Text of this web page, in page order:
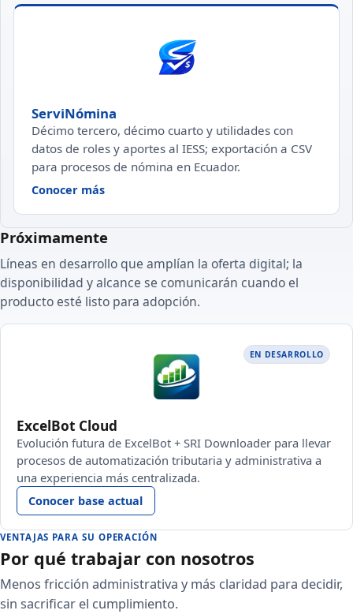
ServiNómina
Décimo tercero, décimo cuarto y utilidades con
datos de roles y aportes al IESS; exportación a CSV
para procesos de nómina en Ecuador.
Conocer más— ServiNómina
Próximamente
Líneas en desarrollo que amplían la oferta digital; la
disponibilidad y alcance se comunicarán cuando el
producto esté listo para adopción.
EN DESARROLLO
ExcelBot Cloud
Evolución futura de ExcelBot + SRI Downloader para llevar
procesos de automatización tributaria y administrativa a
una experiencia más centralizada.
Conocer base actual
VENTAJAS PARA SU OPERACIÓN
Por qué trabajar con nosotros
Menos fricción administrativa y más claridad para decidir,
sin sacrificar el cumplimiento.